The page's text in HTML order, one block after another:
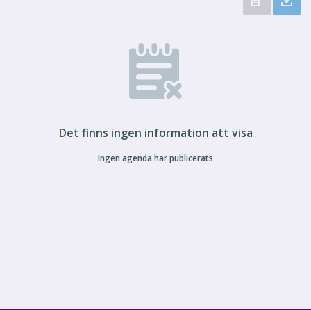
Det finns ingen information att visa
Ingen agenda har publicerats